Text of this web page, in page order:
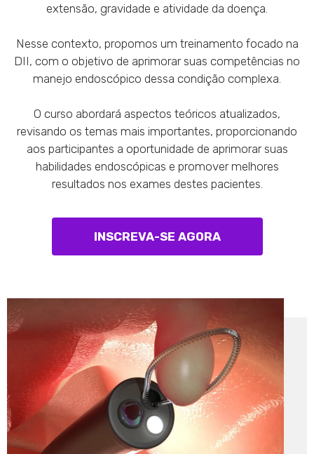
extensão, gravidade e atividade da doença.
Nesse contexto, propomos um treinamento focado na
DII, com o objetivo de aprimorar suas competências no
manejo endoscópico dessa condição complexa.
O curso abordará aspectos teóricos atualizados,
revisando os temas mais importantes, proporcionando
aos participantes a oportunidade de aprimorar suas
habilidades endoscópicas e promover melhores
resultados nos exames destes pacientes.
INSCREVA-SE AGORA